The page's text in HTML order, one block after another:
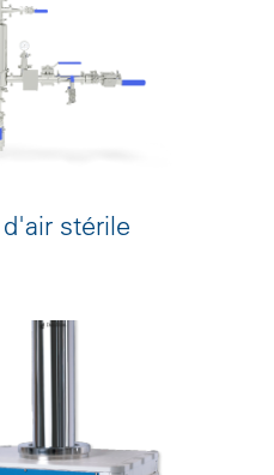
stérile